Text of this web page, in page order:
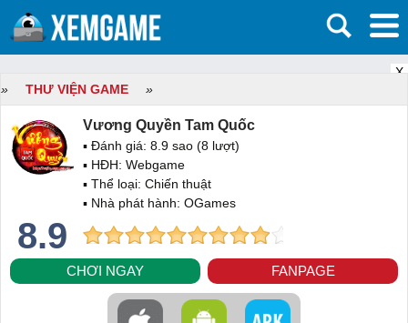
X
»
THƯ VIỆN GAME »
Vương Quyền Tam Quốc
▪ Đánh giá: 8.9 sao (8 lượt)
▪ HĐH: Webgame
▪ Thể loại: Chiến thuật
▪ Nhà phát hành: OGames
8.9
CHƠI NGAY FANPAGE